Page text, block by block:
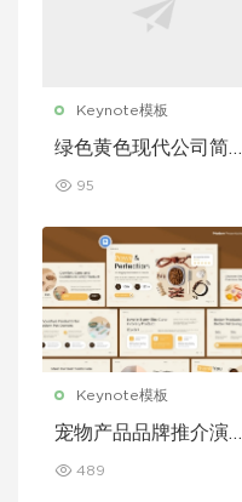
Keynote模板
绿色黄色现代公司简介
95
Keynote模板
宠物产品品牌推介演示
e 模板
489